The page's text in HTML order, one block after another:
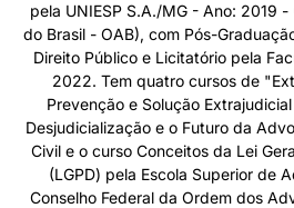
pela UNIESP S.A./MG - Ano: 2019
do Brasil - OAB), com Pós-
Direito Público e Licitatório pela
2022. Tem quatro cursos de
Prevenção e Solução
Desjudicialização e o Futuro da
Civil e o curso Conceitos da Lei
(LGPD) pela Escola Superior de
Conselho Federal da Ordem dos